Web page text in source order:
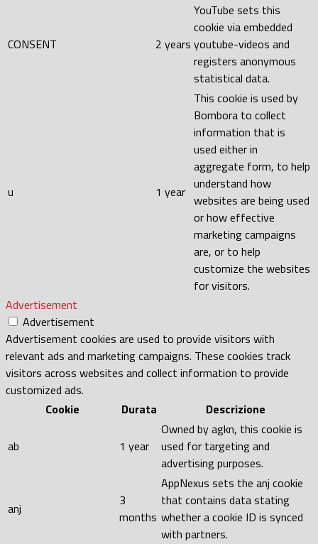
CONSENT 2 years
YouTube sets this
cookie via embedded
youtube-videos and
registers anonymous
statistical data.
u 1 year
This cookie is used by
Bombora to collect
information that is
used either in
aggregate form, to help
understand how
websites are being used
or how effective
marketing campaigns
are, or to help
customize the websites
for visitors.
Advertisement
Advertisement
Advertisement cookies are used to provide visitors with
relevant ads and marketing campaigns. These cookies track
visitors across websites and collect information to provide
customized ads.
Cookie
Durata Descrizione
ab 1 year
Owned by agkn, this cookie is
used for targeting and
advertising purposes.
anj
3
months
AppNexus sets the anj cookie
that contains data stating
whether a cookie ID is synced
with partners.